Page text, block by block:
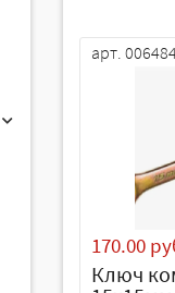
арт.
170.00
Ключ